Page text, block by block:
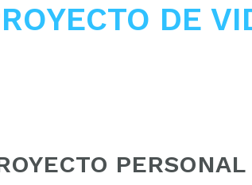
DE